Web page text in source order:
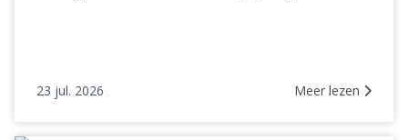
23 jul. 2026 Meer lezen